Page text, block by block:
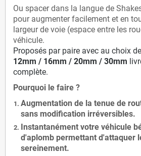
Ou spacer dans la langue de
pour augmenter facilement et en
largeur de voie (espace entre les
véhicule.
Proposés par paire avec au choix de
12mm / 16mm / 20mm / 30mm
complète.
Pourquoi le faire ?
Augmentation de la tenue de
sans modification irréversibles.
Instantanément votre véhicule
d'aplomb permettant d'attaquer
sereinement.